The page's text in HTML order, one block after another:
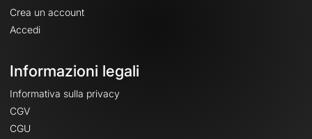
Crea un account
Accedi
Informazioni legali
Informativa sulla privacy
CGV
CGU